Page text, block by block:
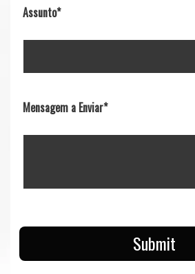
Assunto*
Mensagem a Enviar*
Submit